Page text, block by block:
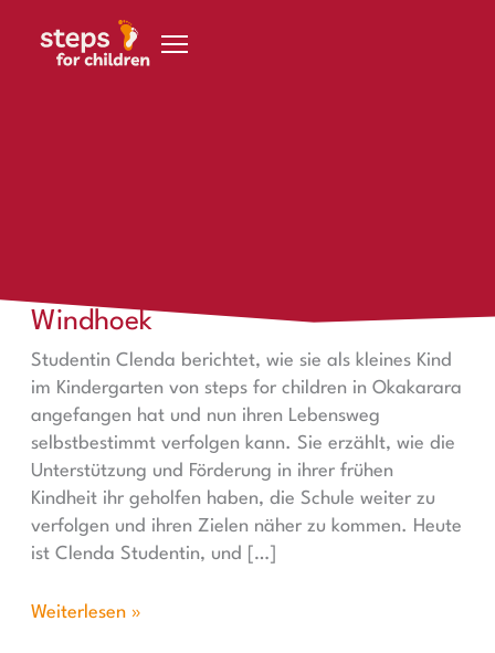
Windhoek
Studentin Clenda berichtet, wie sie als kleines Kind
im Kindergarten von steps for children in Okakarara
angefangen hat und nun ihren Lebensweg
selbstbestimmt verfolgen kann. Sie erzählt, wie die
Unterstützung und Förderung in ihrer frühen
Kindheit ihr geholfen haben, die Schule weiter zu
verfolgen und ihren Zielen näher zu kommen. Heute
ist Clenda Studentin, und […]
Weiterlesen »